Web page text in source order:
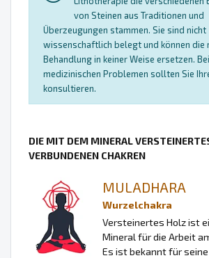
von Steinen aus Traditionen und
Überzeugungen stammen. Sie sind nicht
wissenschaftlich belegt und können die
Behandlung in keiner Weise ersetzen. Bei
medizinischen Problemen sollten Sie
konsultieren.
DIE MIT DEM MINERAL
VERBUNDENEN CHAKREN
MULADHARA
Wurzelchakra
Versteinertes Holz ist
Mineral für die Arbeit
Es ist bekannt für seine